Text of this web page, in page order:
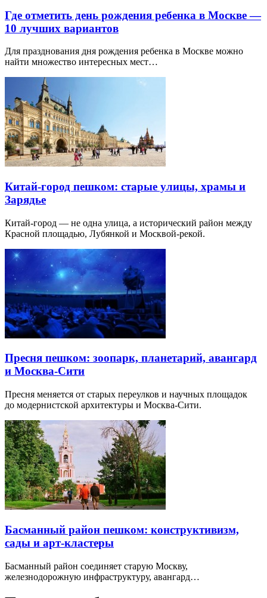
Где отметить день рождения ребенка в Москве —
10 лучших вариантов
Для празднования дня рождения ребенка в Москве можно
найти множество интересных мест…
Китай-город пешком: старые улицы, храмы и
Зарядье
Китай-город — не одна улица, а исторический район между
Красной площадью, Лубянкой и Москвой-рекой.
Пресня пешком: зоопарк, планетарий, авангард
и Москва-Сити
Пресня меняется от старых переулков и научных площадок
до модернистской архитектуры и Москва-Сити.
Басманный район пешком: конструктивизм,
сады и арт-кластеры
Басманный район соединяет старую Москву,
железнодорожную инфраструктуру, авангард…